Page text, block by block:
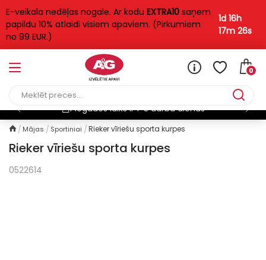
E-veikala nedēļas nogale. Ar kodu EXTRA10 saņem
papildu 10% atlaidi visiem apaviem. (Pirkumiem
no 99 EUR.)
1d 16h
17m 26s
0
Piegādes laiks ir 1-3 darba dienas
Mājas Sportiniai Rieker vīriešu sporta kurpes
Rieker vīriešu sporta kurpes
0522614